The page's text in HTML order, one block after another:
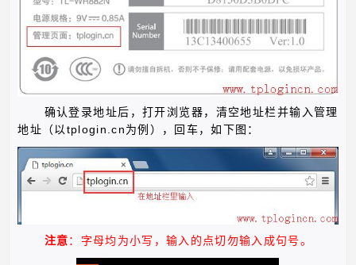
确认登录地址后，打开浏览器，清空地址栏并输入管理
地址（以 tplogin.cn 为例），回车，如下图：
注意 ：字母均为小写，输入的点切勿输入成句号。